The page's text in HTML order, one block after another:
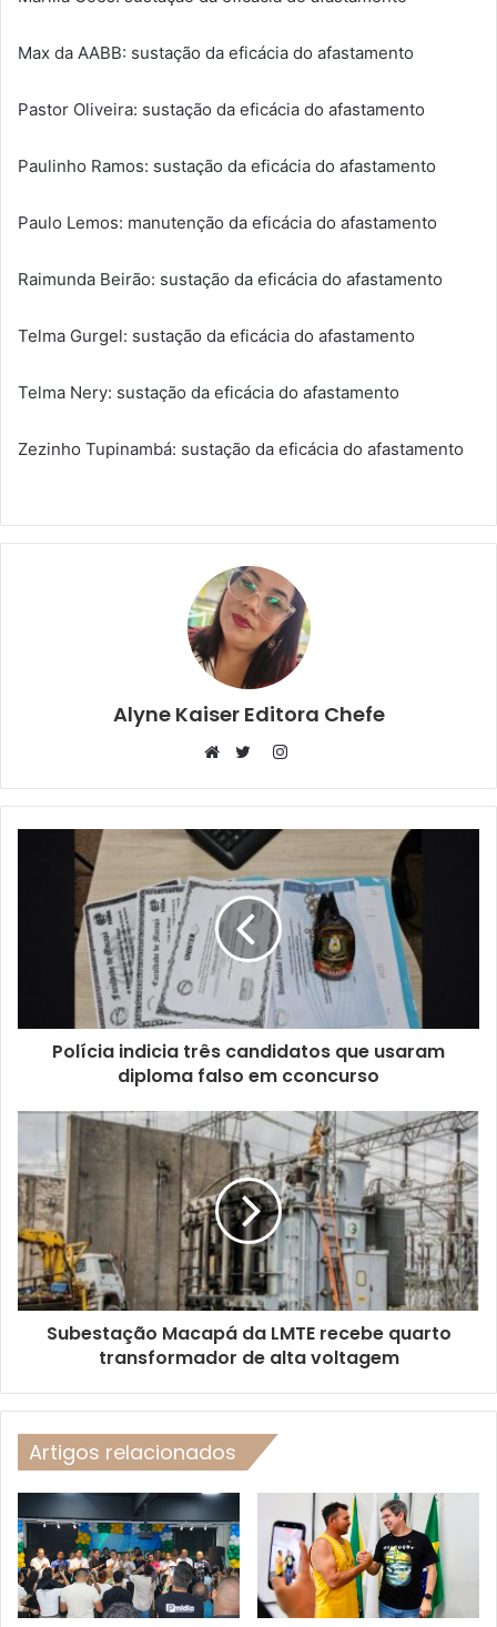
Max da AABB: sustação da eficácia do afastamento
Pastor Oliveira: sustação da eficácia do afastamento
Paulinho Ramos: sustação da eficácia do afastamento
Paulo Lemos: manutenção da eficácia do afastamento
Raimunda Beirão: sustação da eficácia do afastamento
Telma Gurgel: sustação da eficácia do afastamento
Telma Nery: sustação da eficácia do afastamento
Zezinho Tupinambá: sustação da eficácia do afastamento
Alyne Kaiser Editora Chefe
Instagram
Polícia indicia três candidatos que usaram
diploma falso em cconcurso
Subestação Macapá da LMTE recebe quarto
transformador de alta voltagem
Artigos relacionados